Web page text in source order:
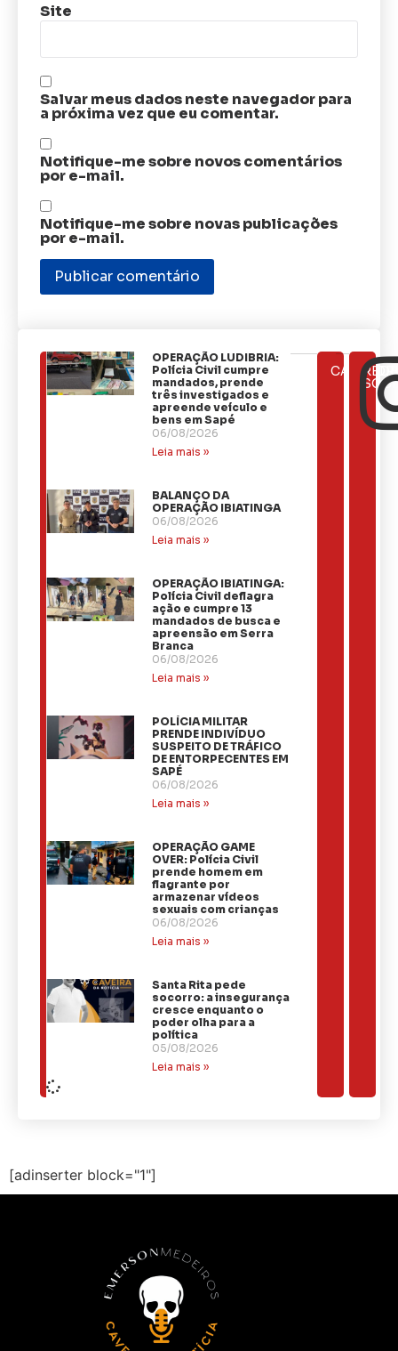
Site
Salvar meus dados neste navegador para
a próxima vez que eu comentar.
Notifique-me sobre novos comentários
por e-mail.
Notifique-me sobre novas publicações
por e-mail.
ÚLTIMAS
NOTÍCIAS
OPERAÇÃO LUDIBRIA:
Polícia Civil cumpre
mandados, prende
três investigados e
apreende veículo e
bens em Sapé
06/08/2026
Leia mais »
BALANÇO DA
OPERAÇÃO IBIATINGA
06/08/2026
Leia mais »
OPERAÇÃO IBIATINGA:
Polícia Civil deflagra
ação e cumpre 13
mandados de busca e
apreensão em Serra
Branca
06/08/2026
Leia mais »
​POLÍCIA MILITAR
PRENDE INDIVÍDUO
SUSPEITO DE TRÁFICO
DE ENTORPECENTES EM
SAPÉ
06/08/2026
Leia mais »
OPERAÇÃO GAME
OVER: Polícia Civil
prende homem em
flagrante por
armazenar vídeos
sexuais com crianças
06/08/2026
Leia mais »
Santa Rita pede
socorro: a insegurança
cresce enquanto o
poder olha para a
política
05/08/2026
Leia mais »
[adinserter block="1"]